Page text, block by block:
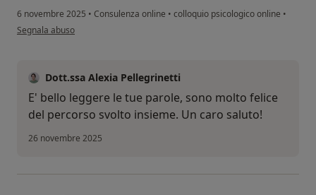
6 novembre 2025 • Consulenza online • colloquio psicologico online •
secondo l'opinione dell'utente E.D.
Segnala abuso
Dott.ssa Alexia Pellegrinetti
E' bello leggere le tue parole, sono molto felice
del percorso svolto insieme. Un caro saluto!
26 novembre 2025